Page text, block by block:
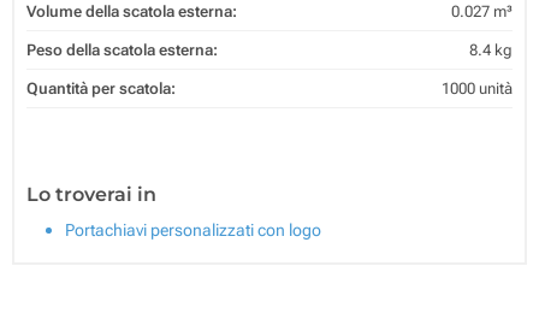
Volume della scatola esterna: 0.027 m³
Peso della scatola esterna: 8.4 kg
Quantità per scatola: 1000 unità
Lo troverai in
Portachiavi personalizzati con logo